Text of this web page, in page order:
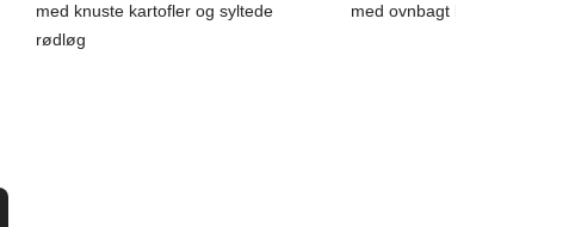
med knuste kartofler og syltede
rødløg
med ovnbagt broccoli og